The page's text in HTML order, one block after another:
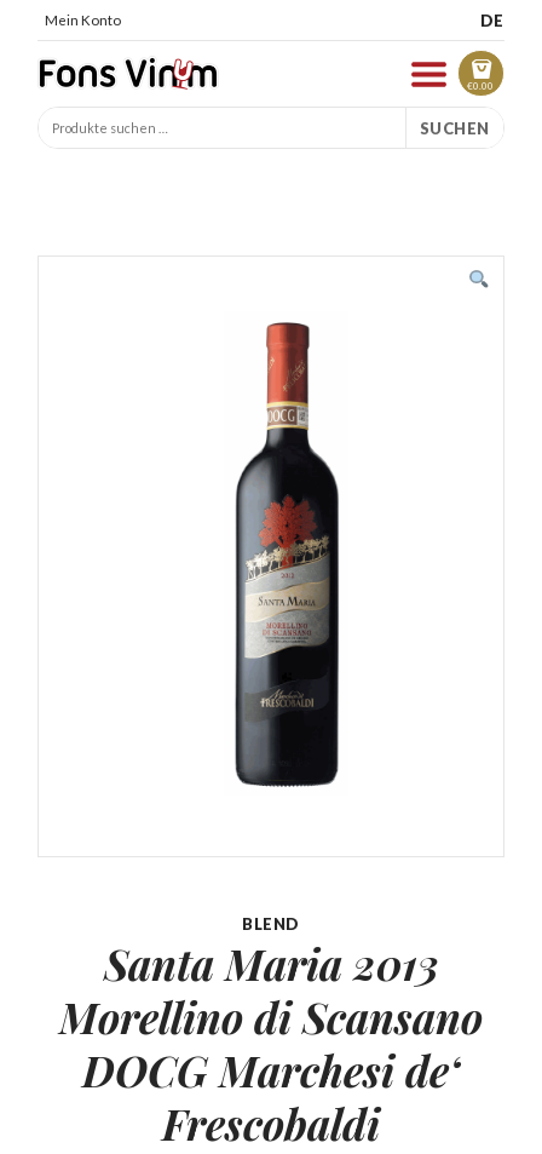
Mein Konto DE
€0.00
SUCHEN
BLEND
Santa Maria 2013
Morellino di Scansano
DOCG Marchesi de‘
Frescobaldi